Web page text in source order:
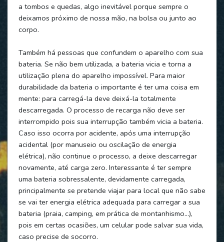
a tombos e quedas, algo inevitável porque sempre o
deixamos próximo de nossa mão, na bolsa ou junto ao
corpo.
Também há pessoas que confundem o aparelho com sua
bateria. Se não bem utilizada, a bateria vicia e torna a
utilização plena do aparelho impossível. Para maior
durabilidade da bateria o importante é ter uma coisa em
mente: para carregá-la deve deixá-la totalmente
descarregada. O processo de recarga não deve ser
interrompido pois sua interrupção também vicia a bateria.
Caso isso ocorra por acidente, após uma interrupção
acidental (por manuseio ou oscilação de energia
elétrica), não continue o processo, a deixe descarregar
novamente, até carga zero. Interessante é ter sempre
uma bateria sobressalente, devidamente carregada,
principalmente se pretende viajar para local que não sabe
se vai ter energia elétrica adequada para carregar a sua
bateria (praia, camping, em prática de montanhismo...),
pois em certas ocasiões, um celular pode salvar sua vida,
caso precise de socorro.